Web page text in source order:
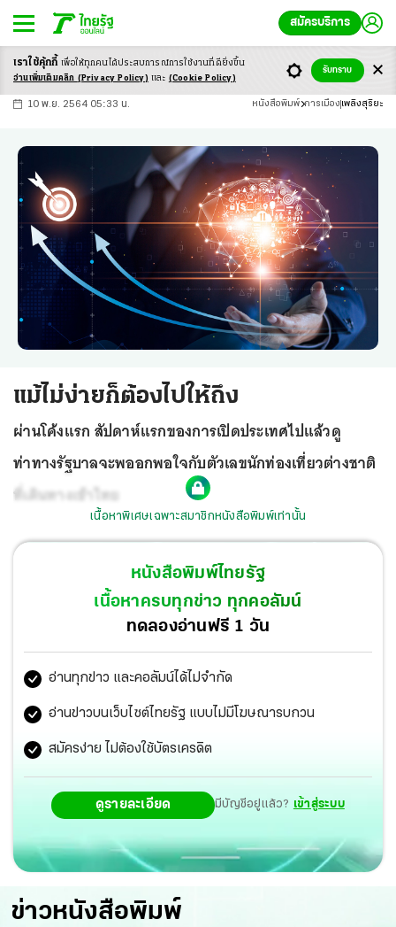
สมัครบริการ
-ก ก ก+
10 พ.ย. 2564 05:33 น. หนังสือพิมพ์ การเมือง เพลิงสุริยะ
แม้ไม่ง่ายก็ต้องไปให้ถึง
ผ่านโค้งแรก สัปดาห์แรกของการเปิดประเทศไปแล้วดู
ท่าทางรัฐบาลจะพออกพอใจกับตัวเลขนักท่องเที่ยวต่างชาติ
ที่เดินทางเข้าไทย
เนื้อหาพิเศษเฉพาะสมาชิกหนังสือพิมพ์เท่านั้น
หนังสือพิมพ์ไทยรัฐ
เนื้อหาครบทุกข่าว ทุกคอลัมน์
ทดลองอ่านฟรี 1 วัน
อ่านทุกข่าว และคอลัมน์ได้ไม่จำกัด
อ่านข่าวบนเว็บไซต์ไทยรัฐ แบบไม่มีโฆษณารบกวน
สมัครง่าย ไม่ต้องใช้บัตรเครดิต
ดูรายละเอียด มีบัญชีอยู่แล้ว? เข้าสู่ระบบ
ข่าวหนังสือพิมพ์
เราใช้คุ้กกี้ เพื่อให้ทุกคนได้ประสบการณ์การใช้งานที่ดียิ่งขึ้น
อ่านเพิ่มเติมคลิก (Privacy Policy) และ (Cookie Policy)
รับทราบ